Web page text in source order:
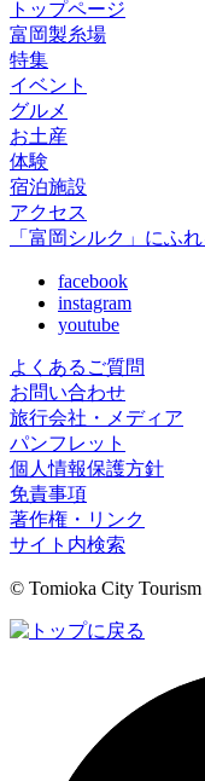
トップページ
富岡製糸場
特集
イベント
グルメ
お土産
体験
宿泊施設
アクセス
「富岡シルク」にふれ
facebook
instagram
youtube
よくあるご質問
お問い合わせ
旅行会社・メディア
パンフレット
個人情報保護方針
免責事項
著作権・リンク
サイト内検索
© Tomioka City Tourism